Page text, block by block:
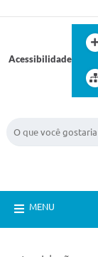
Acessibilidade
MENU